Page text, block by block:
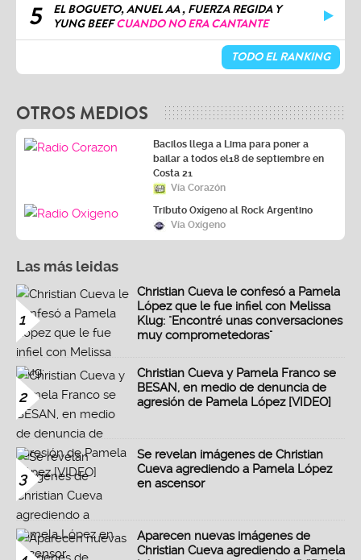
5
EL BOGUETO, ANUEL AA , FUERZA REGIDA Y
YUNG BEEFCUANDO NO ERA CANTANTE
TODO EL RANKING
OTROS MEDIOS
Bacilos llega a Lima para poner a
bailar a todos el18 de septiembre en
Costa 21
Vía Corazón
Tributo Oxígeno al Rock Argentino
Vía Oxígeno
Las más leidas
1
Christian Cueva le confesó a Pamela
López que le fue infiel con Melissa
Klug: "Encontré unas conversaciones
muy comprometedoras"
2
Christian Cueva y Pamela Franco se
BESAN, en medio de denuncia de
agresión de Pamela López [VIDEO]
3
Se revelan imágenes de Christian
Cueva agrediendo a Pamela López
en ascensor
Aparecen nuevas imágenes de
Christian Cueva agrediendo a Pamela